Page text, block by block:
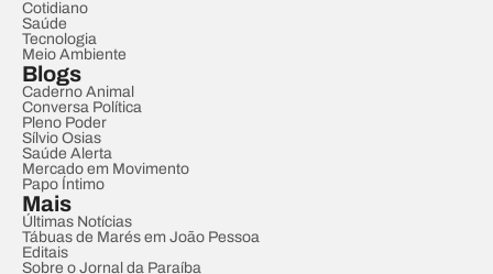
Cotidiano
Saúde
Tecnologia
Meio Ambiente
Blogs
Caderno Animal
Conversa Política
Pleno Poder
Sílvio Osias
Saúde Alerta
Mercado em Movimento
Papo Íntimo
Mais
Últimas Notícias
Tábuas de Marés em João Pessoa
Editais
Sobre o Jornal da Paraíba